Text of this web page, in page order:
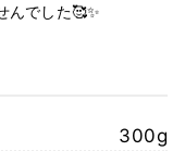
んでした🥰✨
300g